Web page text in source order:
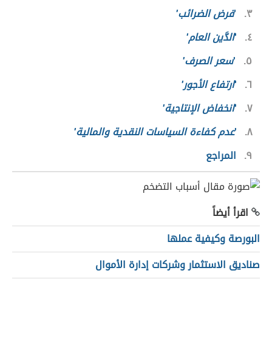
٣
'فرض الضرائب'
٤
'الدَّين العام'
٥
'سعر الصرف'
٦ 'ارتفاع الأجور'
٧ 'انخفاض الإنتاجية'
٨ 'عدم كفاءة السياسات النقدية والمالية'
٩ المراجع
اقرأ أيضاً
البورصة وكيفية عملها
صناديق الاستثمار وشركات إدارة الأموال